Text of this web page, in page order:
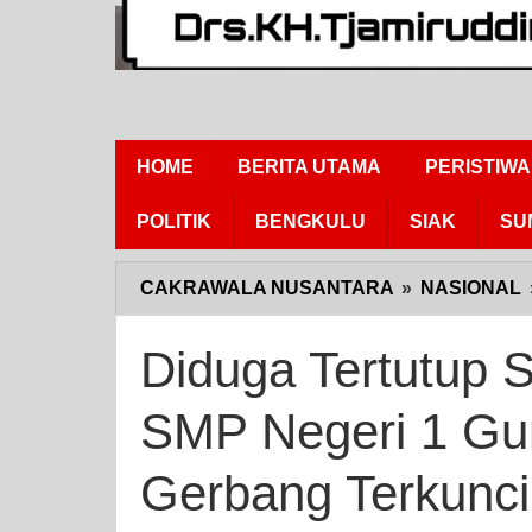
HOME BERITA UTAMA PERISTIWA
POLITIK BENGKULU SIAK
CAKRAWALA NUSANTARA » NASIONAL
Diduga Tertutup
SMP Negeri 1
Gerbang